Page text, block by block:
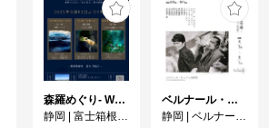
森羅めぐり- Wandering in Shinra -
静岡 | 富士箱根カントリークラブ
ベルナール・ビュフェと写真 ーカメラがとらえたビュフェとその時代、そして21 世紀へ
静岡 | ベルナール・ビュフェ美術館